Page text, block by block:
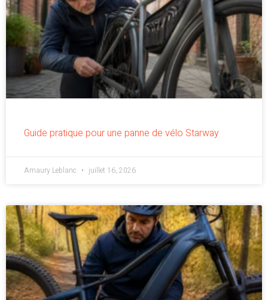
Guide pratique pour une panne de vélo Starway
Amaury Leblanc juillet 16, 2026